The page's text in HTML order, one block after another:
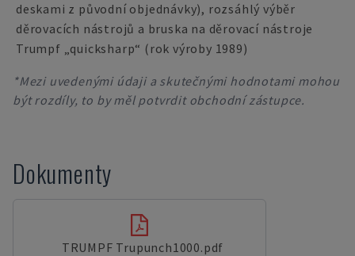
deskami z původní objednávky), rozsáhlý výběr
děrovacích nástrojů a bruska na děrovací nástroje
Trumpf „quicksharp“ (rok výroby 1989)
*Mezi uvedenými údaji a skutečnými hodnotami mohou
být rozdíly, to by měl potvrdit obchodní zástupce.
Dokumenty
TRUMPF Trupunch1000.pdf